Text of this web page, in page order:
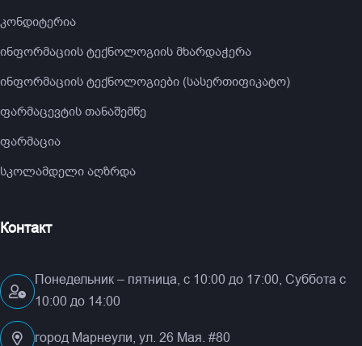
კონდიტერია
ინფორმაციის ტექნოლოგიის მხარდაჭერა
ინფორმაციის ტექნოლოგიები (სასერთიფიკატო)
ფარმაცევტის თანაშემწე
ფარმაცია
სკოლამდელი აღზრდა
Контакт
Понедельник – пятница, с 10:00 до 17:00, Суббота с
10:00 до 14:00
город Марнеули, ул. 26 Мая. #80